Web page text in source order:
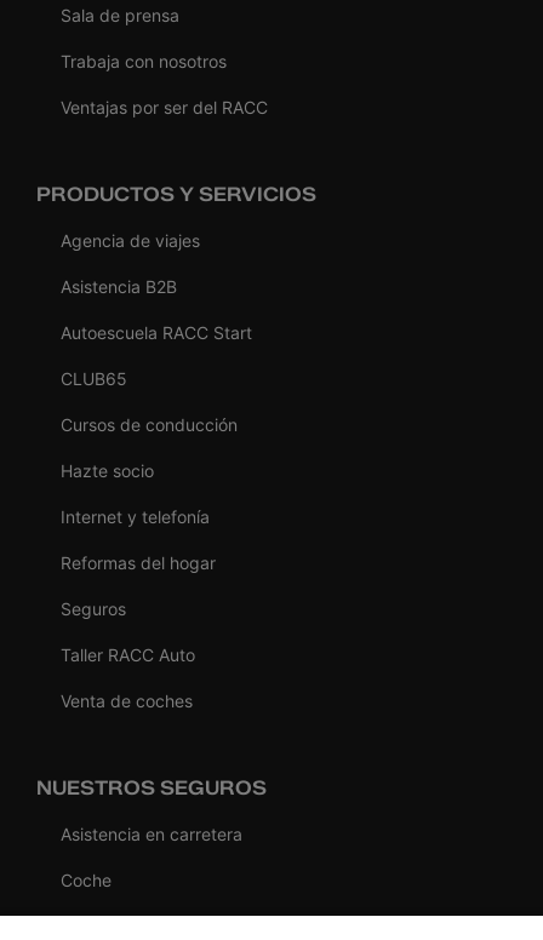
Sala de prensa
Trabaja con nosotros
Ventajas por ser del RACC
PRODUCTOS Y SERVICIOS
Agencia de viajes
Asistencia B2B
Autoescuela RACC Start
CLUB65
Cursos de conducción
Hazte socio
Internet y telefonía
Reformas del hogar
Seguros
Taller RACC Auto
Venta de coches
NUESTROS SEGUROS
Asistencia en carretera
Coche